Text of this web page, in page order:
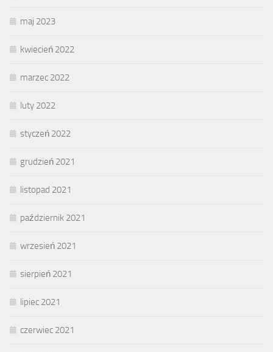
maj 2023
kwiecień 2022
marzec 2022
luty 2022
styczeń 2022
grudzień 2021
listopad 2021
październik 2021
wrzesień 2021
sierpień 2021
lipiec 2021
czerwiec 2021